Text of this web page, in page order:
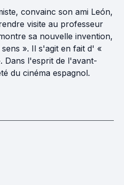
convainc son ami León,
visite au professeur
sa nouvelle invention,
». Il s'agit en fait d' «
Dans l'esprit de l'avant-
du cinéma espagnol.